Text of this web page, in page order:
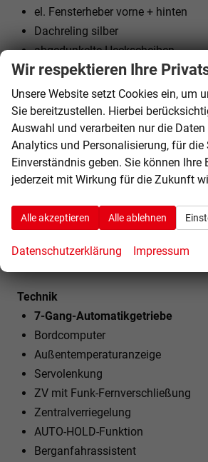
el. Fensterheber vorne + hinten
Dachreling silber
abgedunkelte Heckscheiben
el. heranklappbare und beheizbare
Colorverglasung
Licht und Sicht
LED-SCHEINWERFER (VOLL)
Tagfahrlicht
LED-Heckleuchten
Coming-Home-Funktion
NEBELSCHEINWERFER
Technik
7-Gang-Automatikgetriebe
Bordcomputer
Außentemperaturanzeige
Servolenkung
ZV mit Funk-Fernverschließung
Zentralverriegelung
AUTO-HOLD-Funktion
Berganfahrassistent
Wir respektieren Ihre
Unsere Website setzt Cookies ein, um
Sie bereitzustellen. Hierbei
Auswahl und verarbeiten nur die
Analytics und Personalisierung, für die
Einverständnis geben. Sie können Ihre
jederzeit mit Wirkung für die Zukunft
Alle akzeptieren Alle ablehnen
Datenschutzerklärung Impressum